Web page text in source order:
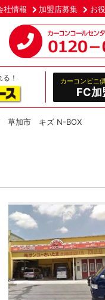
社情報 加盟店募集 お
！ カーコンビニ
FC加
加市 キズ N-BOX